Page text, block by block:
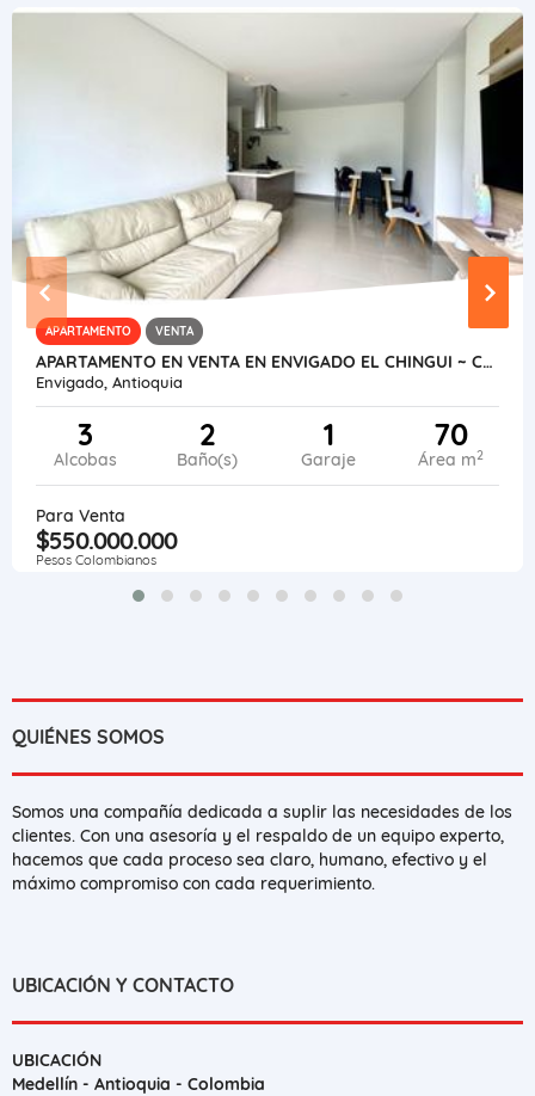
APARTAMENTO VENTA
APARTAMENTO EN VENTA EN ENVIGADO EL CHINGUI ~ CALIFORNIA
Envigado, Antioquia
3
Alcobas
2
Baño(s)
1
Garaje
70
Área m2
Para Venta
$550.000.000
Pesos Colombianos
QUIÉNES SOMOS
Somos una compañía dedicada a suplir las necesidades de los
clientes. Con una asesoría y el respaldo de un equipo experto,
hacemos que cada proceso sea claro, humano, efectivo y el
máximo compromiso con cada requerimiento.
UBICACIÓN Y CONTACTO
UBICACIÓN
Medellín - Antioquia - Colombia